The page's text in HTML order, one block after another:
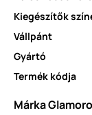
Kiegészítők
Vállpánt
Gyártó
Termék kódja
Márka